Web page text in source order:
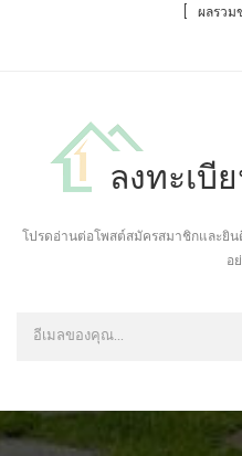
[ ผลรวม
ลงทะเบี
โปรดอ่านต่อโพสต์สมัครสมาชิกและยิ
อ